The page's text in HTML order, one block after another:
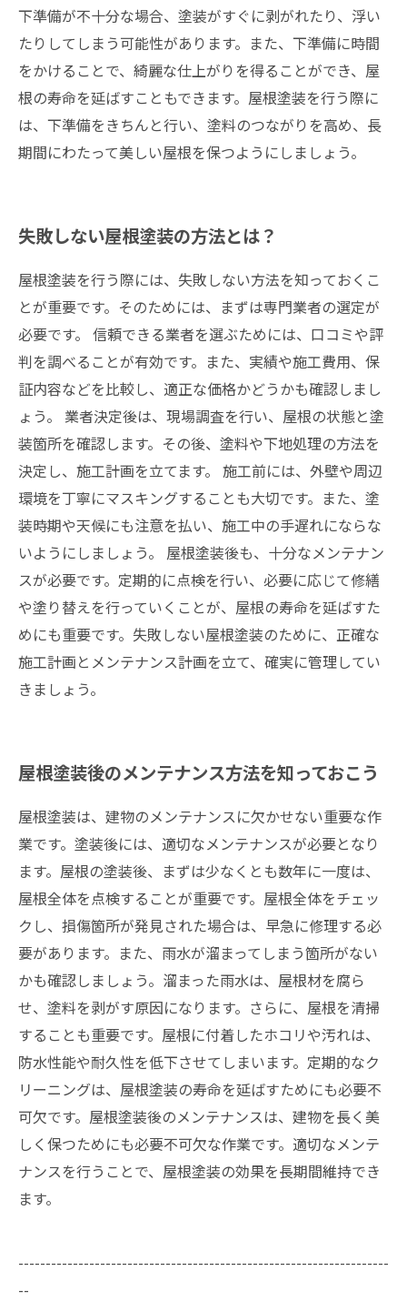
下準備が不十分な場合、塗装がすぐに剥がれたり、浮い
たりしてしまう可能性があります。また、下準備に時間
をかけることで、綺麗な仕上がりを得ることができ、屋
根の寿命を延ばすこともできます。屋根塗装を行う際に
は、下準備をきちんと行い、塗料のつながりを高め、長
期間にわたって美しい屋根を保つようにしましょう。
失敗しない屋根塗装の方法とは？
屋根塗装を行う際には、失敗しない方法を知っておくこ
とが重要です。そのためには、まずは専門業者の選定が
必要です。 信頼できる業者を選ぶためには、口コミや評
判を調べることが有効です。また、実績や施工費用、保
証内容などを比較し、適正な価格かどうかも確認しまし
ょう。 業者決定後は、現場調査を行い、屋根の状態と塗
装箇所を確認します。その後、塗料や下地処理の方法を
決定し、施工計画を立てます。 施工前には、外壁や周辺
環境を丁寧にマスキングすることも大切です。また、塗
装時期や天候にも注意を払い、施工中の手遅れにならな
いようにしましょう。 屋根塗装後も、十分なメンテナン
スが必要です。定期的に点検を行い、必要に応じて修繕
や塗り替えを行っていくことが、屋根の寿命を延ばすた
めにも重要です。失敗しない屋根塗装のために、正確な
施工計画とメンテナンス計画を立て、確実に管理してい
きましょう。
屋根塗装後のメンテナンス方法を知っておこう
屋根塗装は、建物のメンテナンスに欠かせない重要な作
業です。塗装後には、適切なメンテナンスが必要となり
ます。屋根の塗装後、まずは少なくとも数年に一度は、
屋根全体を点検することが重要です。屋根全体をチェッ
クし、損傷箇所が発見された場合は、早急に修理する必
要があります。また、雨水が溜まってしまう箇所がない
かも確認しましょう。溜まった雨水は、屋根材を腐ら
せ、塗料を剥がす原因になります。さらに、屋根を清掃
することも重要です。屋根に付着したホコリや汚れは、
防水性能や耐久性を低下させてしまいます。定期的なク
リーニングは、屋根塗装の寿命を延ばすためにも必要不
可欠です。屋根塗装後のメンテナンスは、建物を長く美
しく保つためにも必要不可欠な作業です。適切なメンテ
ナンスを行うことで、屋根塗装の効果を長期間維持でき
ます。
--------------------------------------------------------------------
--